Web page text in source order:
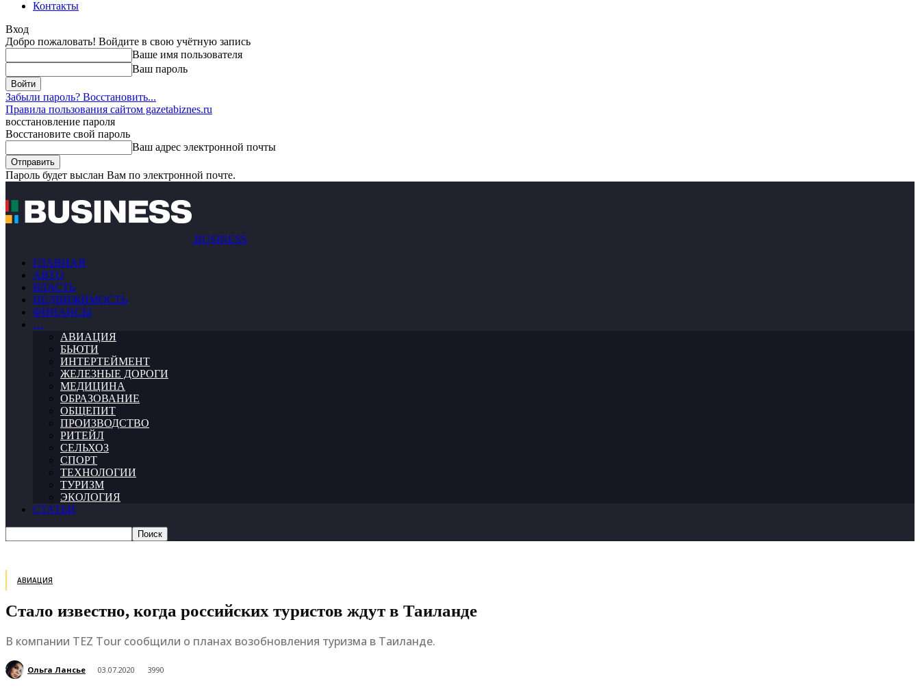
Контакты
Вход
Добро пожаловать! Войдите в свою учётную запись
Ваше имя пользователя
Ваш пароль
Забыли пароль? Восстановить...
Правила пользования сайтом gazetabiznes.ru
восстановление пароля
Восстановите свой пароль
Ваш адрес электронной почты
Пароль будет выслан Вам по электронной почте.
BUSINESS
ГЛАВНАЯ
АВТО
ВЛАСТЬ
НЕДВИЖИМОСТЬ
ФИНАНСЫ
…
АВИАЦИЯ
БЬЮТИ
ИНТЕРТЕЙМЕНТ
ЖЕЛЕЗНЫЕ ДОРОГИ
МЕДИЦИНА
ОБРАЗОВАНИЕ
ОБЩЕПИТ
ПРОИЗВОДСТВО
РИТЕЙЛ
СЕЛЬХОЗ
СПОРТ
ТЕХНОЛОГИИ
ТУРИЗМ
ЭКОЛОГИЯ
СТАТЬИ
АВИАЦИЯ
Стало известно, когда российских туристов ждут в Таиланде
В компании TEZ Tour сообщили о планах возобновления туризма в Таиланде.
Ольга Лансье 03.07.2020 3990